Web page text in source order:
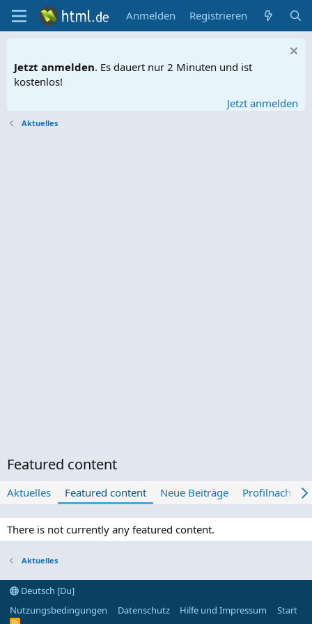
Anmelden Registrieren
Jetzt anmelden. Es dauert nur 2 Minuten und ist
kostenlos!
Jetzt anmelden
Aktuelles
Featured content
Aktuelles Featured content Neue Beiträge
There is not currently any featured content.
Aktuelles
Deutsch [Du]
Nutzungsbedingungen
Datenschutz Hilfe und Impressum Start
R